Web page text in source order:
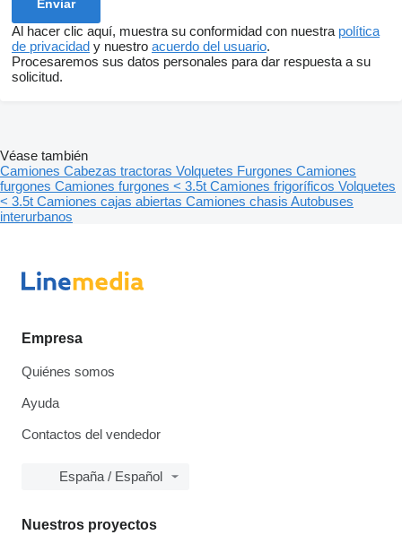
Al hacer clic aquí, muestra su conformidad con nuestra política
de privacidad y nuestro acuerdo del usuario.
Procesaremos sus datos personales para dar respuesta a su
solicitud.
Véase también
Camiones Cabezas tractoras Volquetes Furgones Camiones
furgones Camiones furgones < 3.5t Camiones frigoríficos Volquetes
< 3.5t Camiones cajas abiertas Camiones chasis Autobuses
interurbanos
Empresa
Quiénes somos
Ayuda
Contactos del vendedor
España / Español
Nuestros proyectos